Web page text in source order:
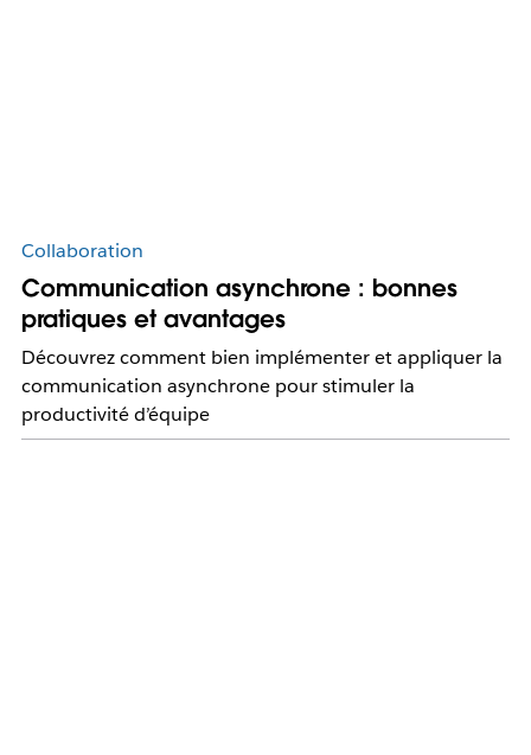
Collaboration
Communication asynchrone : bonnes
pratiques et avantages
Découvrez comment bien implémenter et appliquer la
communication asynchrone pour stimuler la
productivité d’équipe